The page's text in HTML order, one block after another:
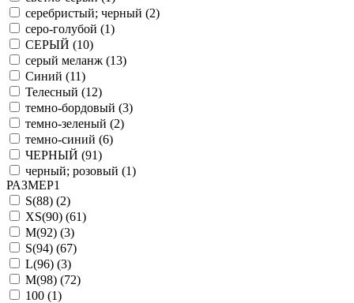
серебристый; черный (2)
серо-голубой (1)
СЕРЫЙ (10)
серый меланж (13)
Синий (11)
Телесный (12)
темно-бордовый (3)
темно-зеленый (2)
темно-синий (6)
ЧЕРНЫЙ (91)
черный; розовый (1)
РАЗМЕР1
S(88) (2)
XS(90) (61)
M(92) (3)
S(94) (67)
L(96) (3)
M(98) (72)
100 (1)